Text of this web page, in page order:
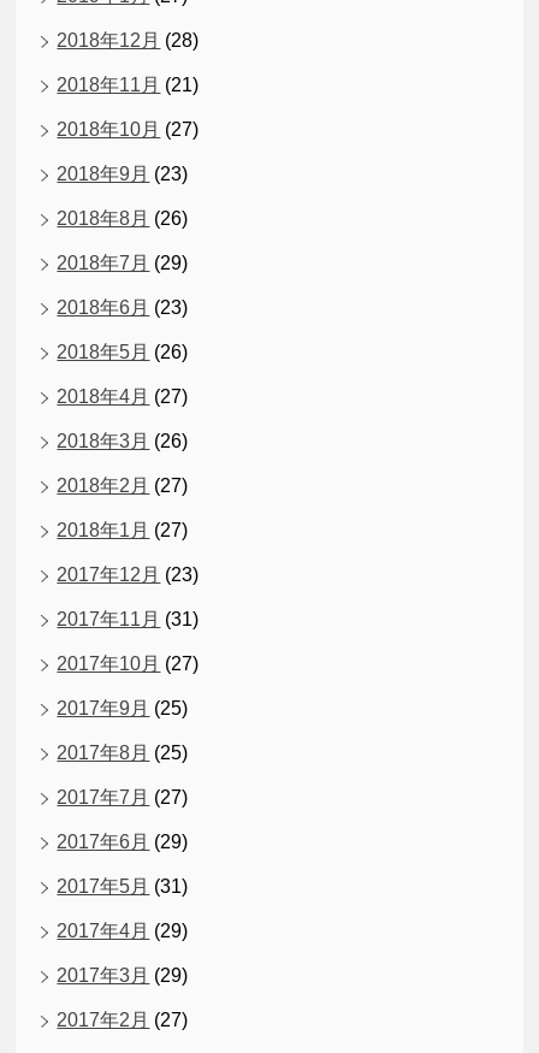
2018年12月 (28)
2018年11月 (21)
2018年10月 (27)
2018年9月 (23)
2018年8月 (26)
2018年7月 (29)
2018年6月 (23)
2018年5月 (26)
2018年4月 (27)
2018年3月 (26)
2018年2月 (27)
2018年1月 (27)
2017年12月 (23)
2017年11月 (31)
2017年10月 (27)
2017年9月 (25)
2017年8月 (25)
2017年7月 (27)
2017年6月 (29)
2017年5月 (31)
2017年4月 (29)
2017年3月 (29)
2017年2月 (27)